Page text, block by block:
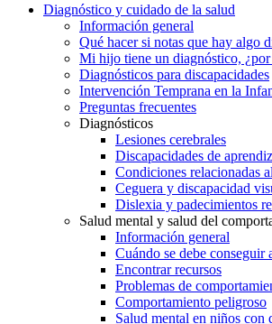
Diagnóstico y cuidado de la salud
Información general
Qué hacer si notas que hay algo
Mi hijo tiene un diagnóstico,
Diagnósticos para discapacidades
Intervención Temprana en la
Preguntas frecuentes
Diagnósticos
Lesiones cerebrales
Discapacidades de
Condiciones relacionadas
Ceguera y discapacidad
Dislexia y padecimientos
Salud mental y salud del
Información general
Cuándo se debe conseguir
Encontrar recursos
Problemas de
Comportamiento peligroso
Salud mental en niños con